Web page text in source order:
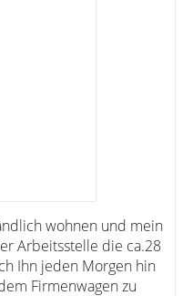
wohnen und mein
Arbeitsstelle die ca.28
Ihn jeden Morgen hin
Firmenwagen zu